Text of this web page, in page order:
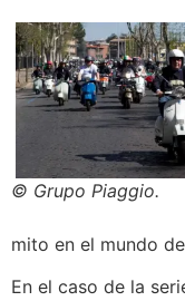
© Grupo Piaggio.
mito en el mundo
En el caso de la